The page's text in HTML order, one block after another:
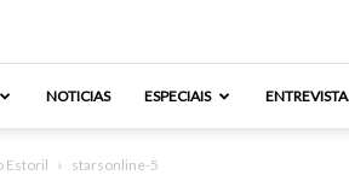
NOTICIAS ESPECIAIS
Estoril starsonline-5